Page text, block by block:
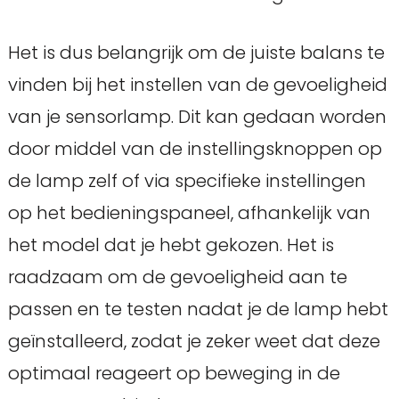
Het is dus belangrijk om de juiste balans te
vinden bij het instellen van de gevoeligheid
van je sensorlamp. Dit kan gedaan worden
door middel van de instellingsknoppen op
de lamp zelf of via specifieke instellingen
op het bedieningspaneel, afhankelijk van
het model dat je hebt gekozen. Het is
raadzaam om de gevoeligheid aan te
passen en te testen nadat je de lamp hebt
geïnstalleerd, zodat je zeker weet dat deze
optimaal reageert op beweging in de